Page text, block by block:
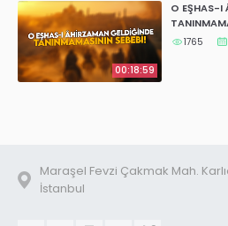
00:18:59
O EŞHAS-I
1765
Maraşel Fevzi Çakmak Mah.
İstanbul